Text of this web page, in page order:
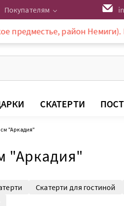
Покупателям
район Немиги). Время
СКАТЕРТИ
см "Аркадия"
"Аркадия"
Скатерти для гостиной